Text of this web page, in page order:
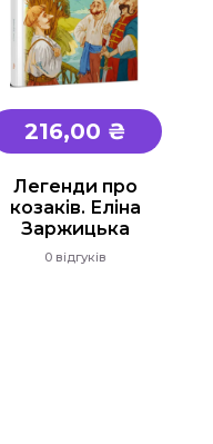
216,00 ₴
Легенди про
козаків. Еліна
Заржицька
0 відгуків
тисячу з